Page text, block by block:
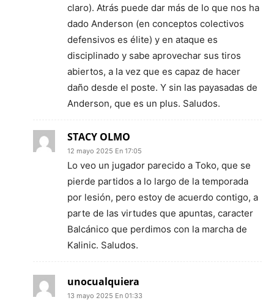
claro). Atrás puede dar más de lo que nos ha
dado Anderson (en conceptos colectivos
defensivos es élite) y en ataque es
disciplinado y sabe aprovechar sus tiros
abiertos, a la vez que es capaz de hacer
daño desde el poste. Y sin las payasadas de
Anderson, que es un plus. Saludos.
STACY OLMO
12 mayo 2025 En 17:05
Lo veo un jugador parecido a Toko, que se
pierde partidos a lo largo de la temporada
por lesión, pero estoy de acuerdo contigo, a
parte de las virtudes que apuntas, caracter
Balcánico que perdimos con la marcha de
Kalinic. Saludos.
unocualquiera
13 mayo 2025 En 01:33